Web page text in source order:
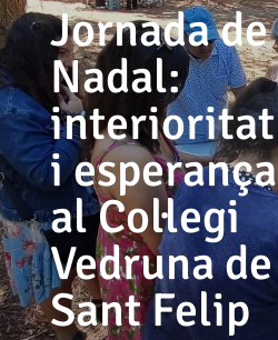
Jornada de
Nadal:
interioritat
i esperança
al Col·legi
Vedruna de
Sant Felip